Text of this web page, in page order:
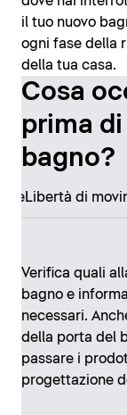
il tuo nuovo
ogni fase della
della tua casa.
Cosa
prima
bagno?
Libertà di
Verifica quali
bagno e
necessari.
della porta del
passare i
progettazione